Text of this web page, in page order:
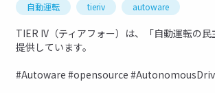
自動運転 tieriv autoware
TIER IV（ティアフォー）は、「自動運転の
提供しています。
#Autoware #opensource